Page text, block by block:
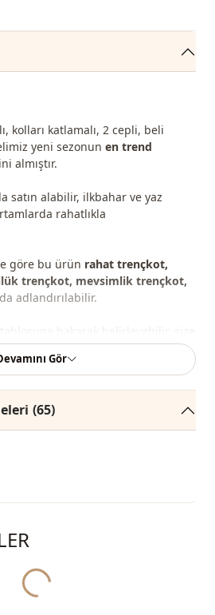
kolları katlamalı, 2 cepli, beli
yeni sezonun en trend
almıştır.
satın alabilir, ilkbahar ve yaz
rahatlıkla
göre bu ürün rahat trençkot,
trençkot, mevsimlik trençkot,
adlandırılabilir.
ekleyerek en iyi fiyata sipariş
Parka
Gör
(65)